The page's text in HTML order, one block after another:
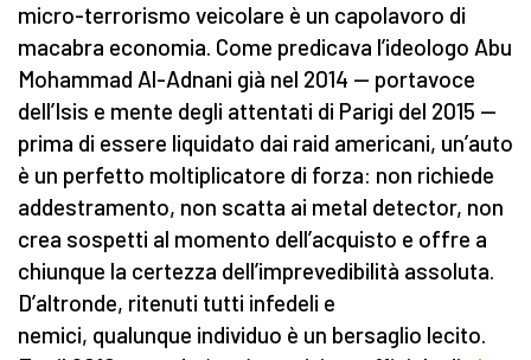
micro-terrorismo veicolare è un capolavoro di
macabra economia. Come predicava l’ideologo Abu
Mohammad Al-Adnani già nel 2014 — portavoce
dell’Isis e mente degli attentati di Parigi del 2015 —
prima di essere liquidato dai raid americani, un’auto
è un perfetto moltiplicatore di forza: non richiede
addestramento, non scatta ai metal detector, non
crea sospetti al momento dell’acquisto e offre a
chiunque la certezza dell’imprevedibilità assoluta.
D’altronde, ritenuti tutti infedeli e
nemici, qualunque individuo è un bersaglio lecito.